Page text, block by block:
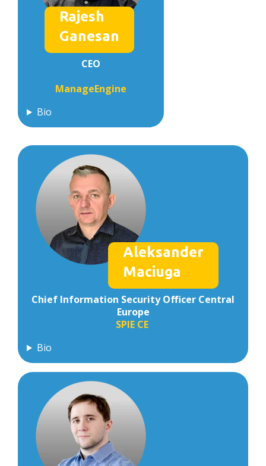
Rajesh
Ganesan
CEO
ManageEngine
Bio
Aleksander
Maciuga
Chief Information Security Officer Central
Europe
SPIE CE
Bio